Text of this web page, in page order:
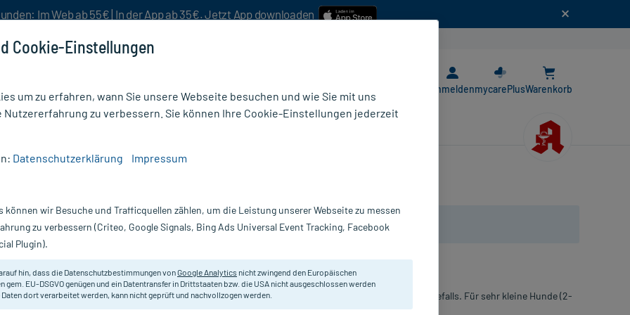
Im Web ab 55€ | In der App ab 35€. Jetzt App downloaden
AnmeldenmycarePlusWarenkorb
Nur für kurze Zeit:Gratis-Versand* ab 19€ Mindestbestellwert!
für
FRONTLINE
Zur Behandlung und Vorbeugung eines Floh- und/oder Zeckenbefalls. Für sehr kleine Hunde (2-
5 kg).
Cookie-Einstellungen
um zu erfahren, wann Sie unsere Webseite besuchen und wie Sie mit uns
Nutzererfahrung zu verbessern. Sie können Ihre Cookie-Einstellungen jederzeit
Datenschutzerklärung Impressum
können wir Besuche und Trafficquellen zählen, um die Leistung unserer Webseite zu messen
zu verbessern (Criteo, Google Signals, Bing Ads Universal Event Tracking, Facebook
Plugin).
hin, dass die Datenschutzbestimmungen vonGoogle Analytics nicht zwingend den Europäischen
gem. EU-DSGVO genügen und ein Datentransfer in Drittstaaten bzw. die USA nicht ausgeschlossen werden
Daten dort verarbeitet werden, kann nicht geprüft und nachvollzogen werden.